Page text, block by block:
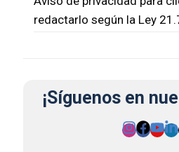
redactarlo según la Ley
¡Síguenos en